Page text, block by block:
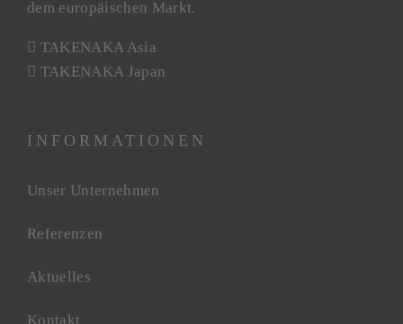
dem europäischen Markt.
TAKENAKA Asia
TAKENAKA Japan
INFORMATIONEN
Unser Unternehmen
Referenzen
Aktuelles
Kontakt